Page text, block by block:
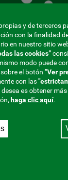
共
同
基
金
合作者，275
y de terceros
con la finalidad
en nuestro sitio
las cookies”
modo puede
el botón ”Ver
con las
desea es obtener
haga clic aquí.